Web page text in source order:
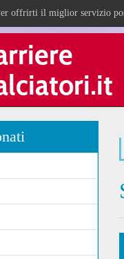
offrirti il miglior servizio